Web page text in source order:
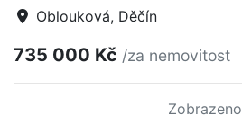
Oblouková, Děčín
735 000 Kč /za nemovitost
Zobrazeno